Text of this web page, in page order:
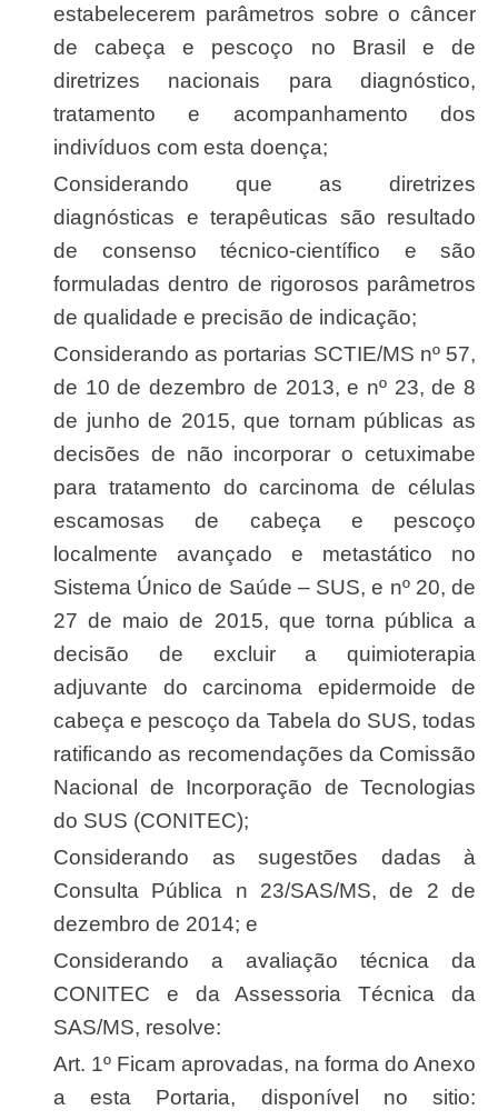
estabelecerem parâmetros sobre o câncer
de cabeça e pescoço no Brasil e de
diretrizes nacionais para diagnóstico,
tratamento e acompanhamento dos
indivíduos com esta doença;
Considerando que as diretrizes
diagnósticas e terapêuticas são resultado
de consenso técnico-científico e são
formuladas dentro de rigorosos parâmetros
de qualidade e precisão de indicação;
Considerando as portarias SCTIE/MS nº 57,
de 10 de dezembro de 2013, e nº 23, de 8
de junho de 2015, que tornam públicas as
decisões de não incorporar o cetuximabe
para tratamento do carcinoma de células
escamosas de cabeça e pescoço
localmente avançado e metastático no
Sistema Único de Saúde – SUS, e nº 20, de
27 de maio de 2015, que torna pública a
decisão de excluir a quimioterapia
adjuvante do carcinoma epidermoide de
cabeça e pescoço da Tabela do SUS, todas
ratificando as recomendações da Comissão
Nacional de Incorporação de Tecnologias
do SUS (CONITEC);
Considerando as sugestões dadas à
Consulta Pública n 23/SAS/MS, de 2 de
dezembro de 2014; e
Considerando a avaliação técnica da
CONITEC e da Assessoria Técnica da
SAS/MS, resolve:
Art. 1º Ficam aprovadas, na forma do Anexo
a esta Portaria, disponível no sitio: